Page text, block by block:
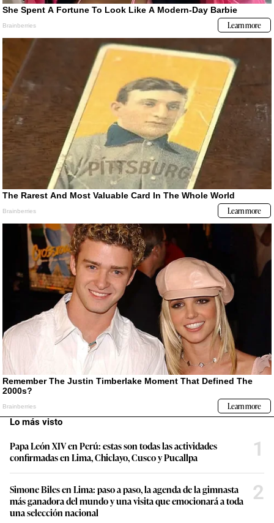
Lo más visto
Papa León XIV en Perú: estas son todas las actividades
confirmadas en Lima, Chiclayo, Cusco y Pucallpa
1
Simone Biles en Lima: paso a paso, la agenda de la gimnasta
más ganadora del mundo y una visita que emocionará a toda
una selección nacional
2